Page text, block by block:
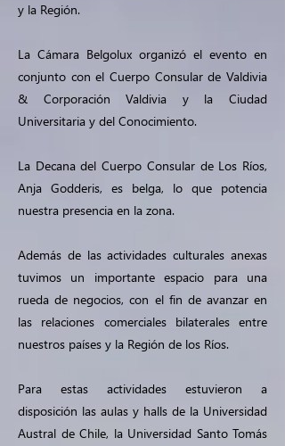
y la Región.
La Cámara Belgolux organizó el evento en
conjunto con el Cuerpo Consular de Valdivia
& Corporación Valdivia y la Ciudad
Universitaria y del Conocimiento.
La Decana del Cuerpo Consular de Los Ríos,
Anja Godderis, es belga, lo que potencia
nuestra presencia en la zona.
Además de las actividades culturales anexas
tuvimos un importante espacio para una
rueda de negocios, con el fin de avanzar en
las relaciones comerciales bilaterales entre
nuestros países y la Región de los Ríos.
Para estas actividades estuvieron a
disposición las aulas y halls de la Universidad
Austral de Chile, la Universidad Santo Tomás